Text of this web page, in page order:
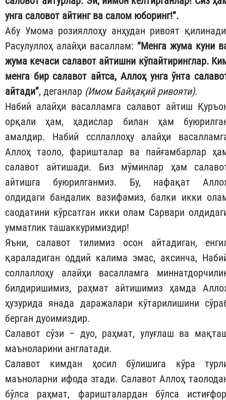
унга саловот айтинг ва салом юборинг!”.
Абу Умома розияллоҳу анҳудан ривоят
Расулуллоҳ алайҳи васаллам: “Менга жума куни
жума кечаси салавот айтишни кўпайтиринглар.
менга бир салавот айтса, Аллоҳ унга ўнта
айтади”, деганлар (Имом Байҳақий ривояти).
Набий алайҳи васалламга салавот айтиш
орқали ҳам, ҳадислар билан ҳам
амалдир. Набий ссллаллоҳу алайҳи
Аллоҳ таоло, фаришталар ва пайғамбарлар
салавот айтишади. Биз мўминлар ҳам
айтишга буюрилганмиз. Бу, нафақат
олдидаги бандалик вазифамиз, балки икки
саодатини кўрсатган икки олам Сарвари
умматлик ташаккуримиздир!
Яъни, салавот тилимиз осон айтадиган,
қараладиган оддий калима эмас, аксинча,
соллаллоҳу алайҳи васалламга
билдиришимиз, раҳмат айтишимиз ҳамда
ҳузурида янада даражалари кўтарилишини
берган дуоимиздир.
Салавот сўзи – дуо, раҳмат, улуғлаш ва
маъноларини англатади.
Салавот кимдан ҳосил бўлишига кўра
маъноларни ифода этади. Салавот Аллоҳ
бўлса раҳмат, фаришталардан бўлса